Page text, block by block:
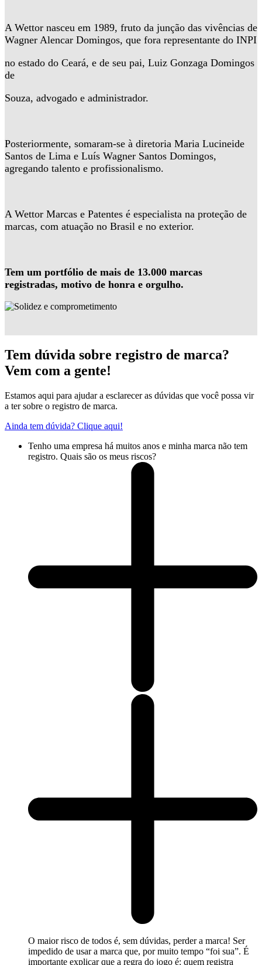
A Wettor nasceu em 1989, fruto da junção das vivências de
Wagner Alencar Domingos, que fora representante do INPI
no estado do Ceará, e de seu pai, Luiz Gonzaga Domingos
de
Souza, advogado e administrador.
Posteriormente, somaram-se à diretoria Maria Lucineide
Santos de Lima e Luís Wagner Santos Domingos,
agregando talento e profissionalismo.
A Wettor Marcas e Patentes é especialista na proteção de
marcas, com atuação no Brasil e no exterior.
Tem um portfólio de mais de 13.000 marcas
registradas, motivo de honra e orgulho.
Tem dúvida sobre registro de marca?
Vem com a gente!
Estamos aqui para ajudar a esclarecer as dúvidas que você possa vir
a ter sobre o registro de marca.
Ainda tem dúvida? Clique aqui!
Tenho uma empresa há muitos anos e minha marca não tem
registro. Quais são os meus riscos?
O maior risco de todos é, sem dúvidas, perder a marca! Ser
impedido de usar a marca que, por muito tempo “foi sua”. É
importante explicar que a regra do jogo é: quem registra